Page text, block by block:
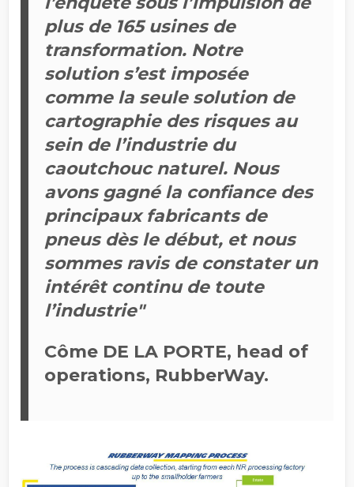
plus de 165 usines de
transformation. Notre
solution s’est imposée
comme la seule solution de
cartographie des risques au
sein de l’industrie du
caoutchouc naturel. Nous
avons gagné la confiance des
principaux fabricants de
pneus dès le début, et nous
sommes ravis de constater un
intérêt continu de toute
l’industrie"
Côme DE LA PORTE, head of
operations, RubberWay.